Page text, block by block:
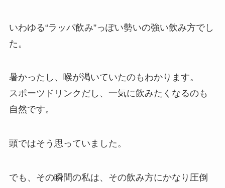
いわゆる“ラッパ飲み”っぽい勢いの強い飲み方でし
た。
暑かったし、喉が渇いていたのもわかります。
スポーツドリンクだし、一気に飲みたくなるのも
自然です。
頭ではそう思っていました。
でも、その瞬間の私は、その飲み方にかなり圧倒